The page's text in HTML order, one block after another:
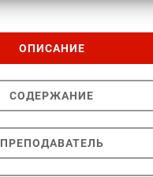
ОПИСАНИЕ
СОДЕРЖАНИЕ
ПРЕПОДАВАТЕЛЬ